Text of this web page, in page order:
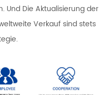
Und Die Aktualisierung der
Verkauf sind stets